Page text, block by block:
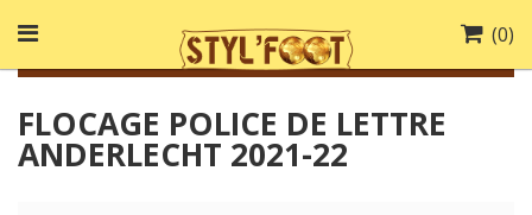
(0)
FLOCAGE POLICE DE LETTRE
ANDERLECHT 2021-22